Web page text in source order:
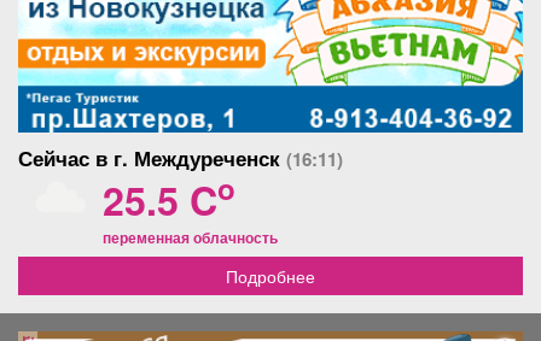
Сейчас в г. Междуреченск (16:11)
25.5 Co
переменная облачность
Подробнее